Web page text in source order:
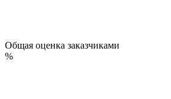
Общая оценка заказчиками
%